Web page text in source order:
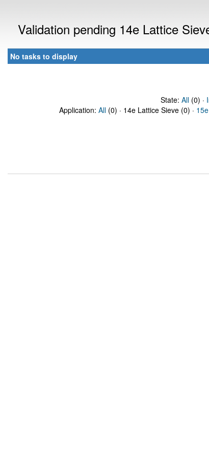
Validation pending 14e Lattice
No tasks to display
State: All(0) ·
Application: All (0) · 14e Lattice Sieve (0) ·